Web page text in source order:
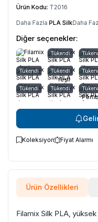
Ürün Kodu: T2016
Daha Fazla PLA SilkDaha
Diğer seçenekler:
Tükendi
Altın
Tükendi
Beyaz Tükendi
Kutsal
Yeşil
Tükendi
Kırmızı Tükendi
Siyah
Koleksiyon Fiyat Alarmı
Ürün Özellikleri
Filamix Silk PLA,